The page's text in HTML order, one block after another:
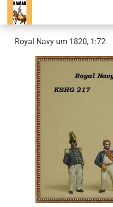
Royal Navy um 1820, 1:72